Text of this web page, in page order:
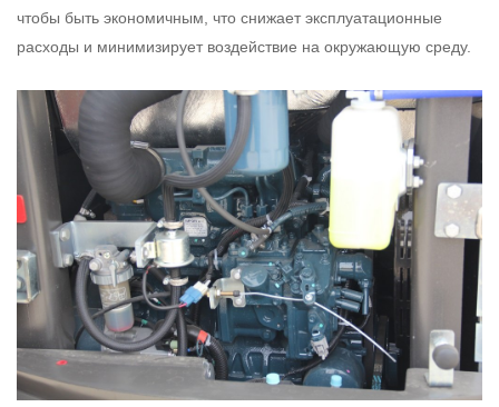
чтобы быть экономичным, что снижает эксплуатационные
расходы и минимизирует воздействие на окружающую среду.